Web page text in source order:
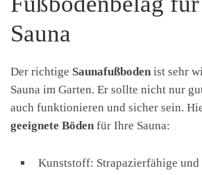
Sauna
Der richtige Saunafußboden ist sehr
Sauna im Garten. Er sollte nicht nur
auch funktionieren und sicher sein.
geeignete Böden für Ihre Sauna:
Kunststoff: Strapazierfähige und